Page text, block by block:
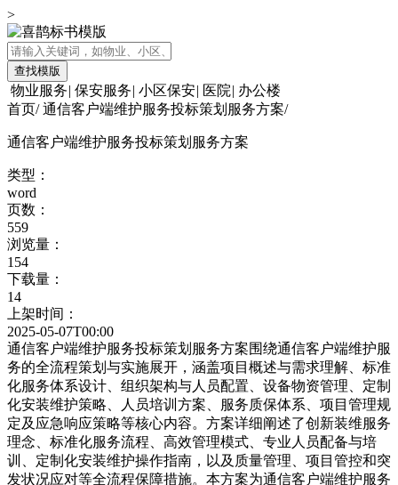
>
查找模版
物业服务| 保安服务| 小区保安| 医院| 办公楼
首页/ 通信客户端维护服务投标策划服务方案/
通信客户端维护服务投标策划服务方案
类型：
word
页数：
559
浏览量：
154
下载量：
14
上架时间：
2025-05-07T00:00
通信客户端维护服务投标策划服务方案围绕通信客户端维护服
务的全流程策划与实施展开，涵盖项目概述与需求理解、标准
化服务体系设计、组织架构与人员配置、设备物资管理、定制
化安装维护策略、人员培训方案、服务质保体系、项目管理规
定及应急响应策略等核心内容。方案详细阐述了创新装维服务
理念、标准化服务流程、高效管理模式、专业人员配备与培
训、定制化安装维护操作指南，以及质量管理、项目管控和突
发状况应对等全流程保障措施。本方案为通信客户端维护服务